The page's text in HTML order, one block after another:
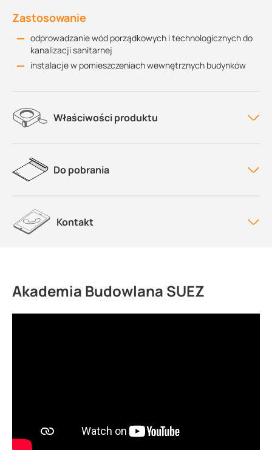
Zastosowanie
odprowadzanie wód porządkowych i technologicznych do
kanalizacji sanitarnej
instalacje w pomieszczeniach wewnętrznych budynków
Właściwości produktu
Do pobrania
Kontakt
Akademia Budowlana SUEZ